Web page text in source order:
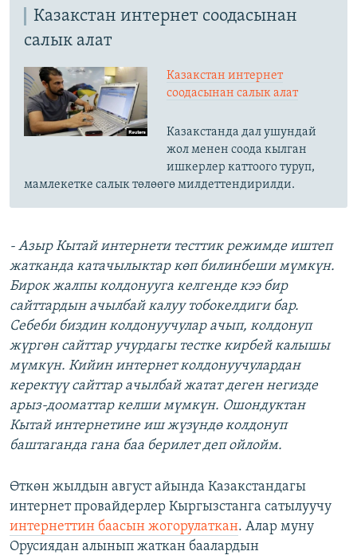
Казакстан интернет соодасынан
салык алат
Казакстан интернет
соодасынан салык алат
Казакстанда дал ушундай
жол менен соода кылган
ишкерлер каттоого туруп,
мамлекетке салык төлөөгө милдеттендирилди.
- Азыр Кытай интернети тесттик режимде иштеп
жатканда катачылыктар көп билинбеши мүмкүн.
Бирок жалпы колдонууга келгенде кээ бир
сайттардын ачылбай калуу тобокелдиги бар.
Себеби биздин колдонуучулар ачып, колдонуп
жүргөн сайттар учурдагы тестке кирбей калышы
мүмкүн. Кийин интернет колдонуучулардан
керектүү сайттар ачылбай жатат деген негизде
арыз-дооматтар келши мүмкүн. Ошондуктан
Кытай интернетине иш жүзүндө колдонуп
баштаганда гана баа берилет деп ойлойм.
Өткөн жылдын август айында Казакстандагы
интернет провайдерлер Кыргызстанга сатылуучу
интернеттин баасын жогорулаткан. Алар муну
Орусиядан алынып жаткан баалардын